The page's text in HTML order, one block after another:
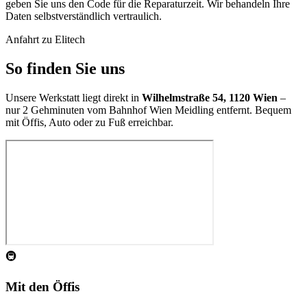
geben Sie uns den Code für die Reparaturzeit. Wir behandeln Ihre
Daten selbstverständlich vertraulich.
Anfahrt zu Elitech
So finden Sie uns
Unsere Werkstatt liegt direkt in Wilhelmstraße 54, 1120 Wien –
nur 2 Gehminuten vom Bahnhof Wien Meidling entfernt. Bequem
mit Öffis, Auto oder zu Fuß erreichbar.
🚇
Mit den Öffis